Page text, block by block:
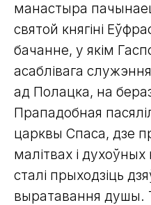
манастыра
святой княгіні
бачанне, у якім
асаблівага
ад Полацка, на
Прападобная
царквы Спаса, дзе
малітвах і
сталі прыходзіць
выратавання душы.